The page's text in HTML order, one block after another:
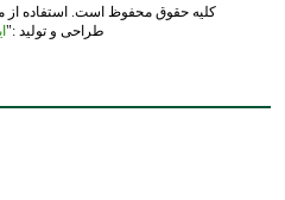
کلیه حقوق محفوظ است. استفاده از
طراحی و تولید :"